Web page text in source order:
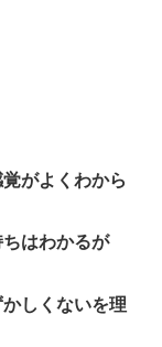
がよくわから
はわかるが
しくないを理